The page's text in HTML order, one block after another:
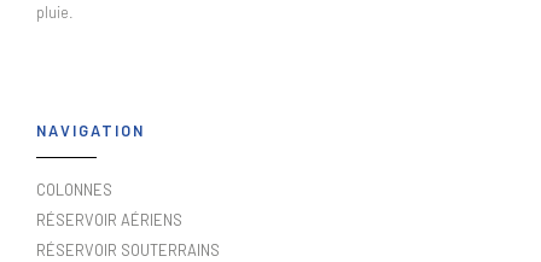
pluie.
NAVIGATION
COLONNES
RÉSERVOIR AÉRIENS
RÉSERVOIR SOUTERRAINS